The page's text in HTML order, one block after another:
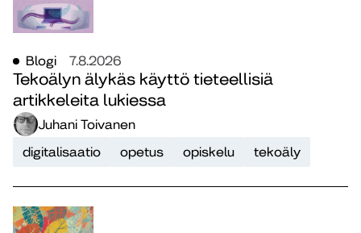
Blogi 7.8.2026
Tekoälyn älykäs käyttö tieteellisiä
artikkeleita lukiessa
Juhani Toivanen
digitalisaatio
opetus opiskelu tekoäly